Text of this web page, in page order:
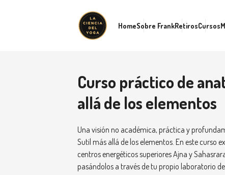
HomeSobre FrankRetirosCursos
Curso práctico de
allá de los elementos
Una visión no académica, práctica y
Sutil más allá de los elementos. En este curso
centros energéticos superiores Ajna y
pasándolos a través de tu propio laboratorio